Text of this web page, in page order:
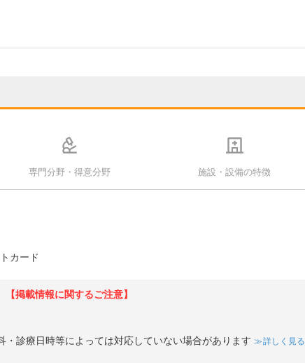
専門分野・得意分野 施設・設備の特徴
カード
【掲載情報に関するご注意】
・診療日時等によっては対応していない場合があります 詳しく見る